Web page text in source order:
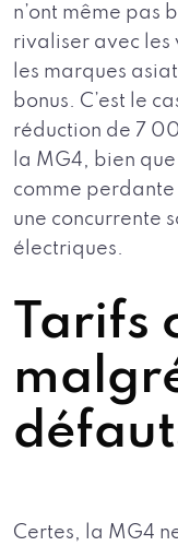
n’ont même pas
rivaliser avec les
les marques
bonus. C’est le
réduction de 7
la MG4, bien
comme perdante
une concurrente
électriques.
Tarifs
Certes, la MG4